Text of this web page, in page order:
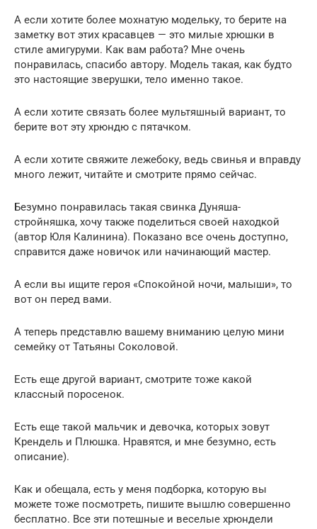
А если хотите более мохнатую модельку, то берите на
заметку вот этих красавцев — это милые хрюшки в
стиле амигуруми. Как вам работа? Мне очень
понравилась, спасибо автору. Модель такая, как будто
это настоящие зверушки, тело именно такое.
А если хотите связать более мультяшный вариант, то
берите вот эту хрюндю с пятачком.
А если хотите свяжите лежебоку, ведь свинья и вправду
много лежит, читайте и смотрите прямо сейчас.
Безумно понравилась такая свинка Дуняша-
стройняшка, хочу также поделиться своей находкой
(автор Юля Калинина). Показано все очень доступно,
справится даже новичок или начинающий мастер.
А если вы ищите героя «Спокойной ночи, малыши», то
вот он перед вами.
А теперь представлю вашему вниманию целую мини
семейку от Татьяны Соколовой.
Есть еще другой вариант, смотрите тоже какой
классный поросенок.
Есть еще такой мальчик и девочка, которых зовут
Крендель и Плюшка. Нравятся, и мне безумно, есть
описание).
Как и обещала, есть у меня подборка, которую вы
можете тоже посмотреть, пишите вышлю совершенно
бесплатно. Все эти потешные и веселые хрюндели